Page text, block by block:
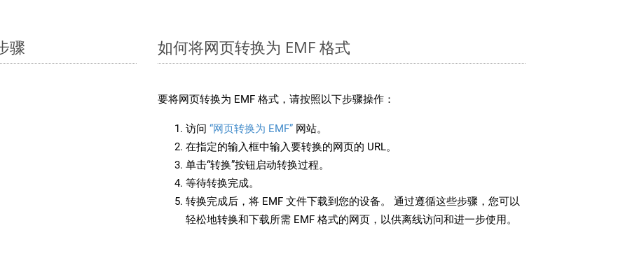
骤 如何将网页转换为 EMF 格式
要将网页转换为 EMF 格式，请按照以下步骤操作：
访问 “网页转换为 EMF” 网站。
在指定的输入框中输入要转换的网页的 URL。
单击“转换”按钮启动转换过程。
等待转换完成。
转换完成后，将 EMF 文件下载到您的设备。 通过遵循这些步骤，您可以
轻松地转换和下载所需 EMF 格式的网页，以供离线访问和进一步使用。